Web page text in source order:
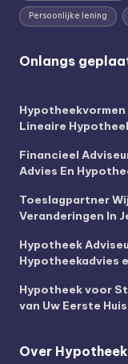
Persoonlijke lening
Onlangs
Lineaire
Financieel
Advies En
Toeslagpartner
Veranderingen In
Hypotheek
Hypotheekadvies
Hypotheek voor
van Uw Eerste Huis
Over